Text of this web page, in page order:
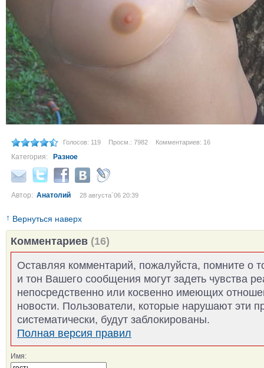
Голосов: 119 Просм.: 7982 Комментариев: 16
Категория: Разное
Автор: Анатолий 28 августа´06 20:39
↑ Вернуться наверх
Комментариев (16)
Оставляя комментарий, пожалуйста, помните о
и тон Вашего сообщения могут задеть чувства
непосредственно или косвенно имеющих
новости. Пользователи, которые нарушают эти
систематически, будут заблокированы.
Полная версия правил
Имя: